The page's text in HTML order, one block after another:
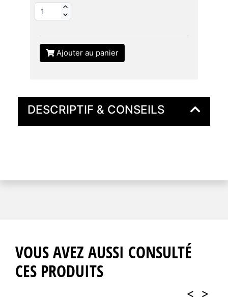
Ajouter au panier
DESCRIPTIF & CONSEILS
VOUS AVEZ AUSSI CONSULTÉ
CES PRODUITS
< >